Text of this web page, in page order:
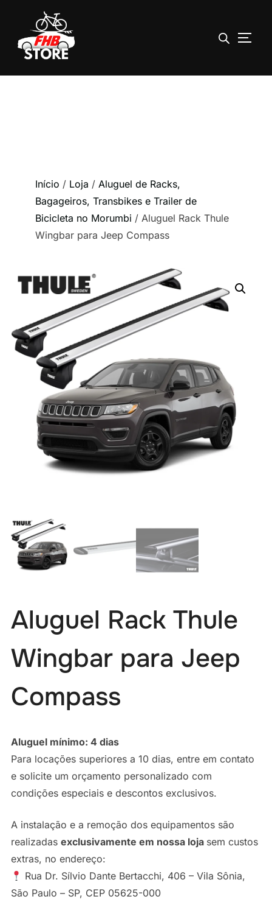
Início / Loja / Aluguel de Racks,
Bagageiros, Transbikes e Trailer de
Bicicleta no Morumbi / Aluguel Rack Thule
Wingbar para Jeep Compass
Aluguel Rack Thule
Wingbar para Jeep
Compass
Aluguel mínimo: 4 dias
Para locações superiores a 10 dias, entre em contato
e solicite um orçamento personalizado com
condições especiais e descontos exclusivos.
A instalação e a remoção dos equipamentos são
realizadas exclusivamente em nossa loja sem custos
extras, no endereço:
Rua Dr. Sílvio Dante Bertacchi, 406 – Vila Sônia,
São Paulo – SP, CEP 05625-000